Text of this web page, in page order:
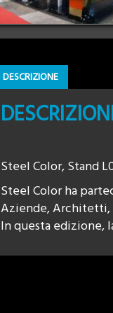
DESCRIZIONE
Steel Color, Stand
Steel Color ha
Aziende, Architetti,
In questa edizione,